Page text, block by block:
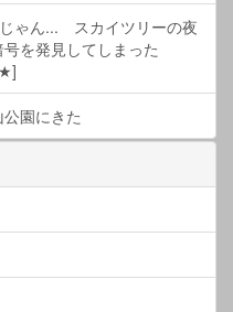
じゃん... スカイツリーの夜
を発見してしまった
園にきた